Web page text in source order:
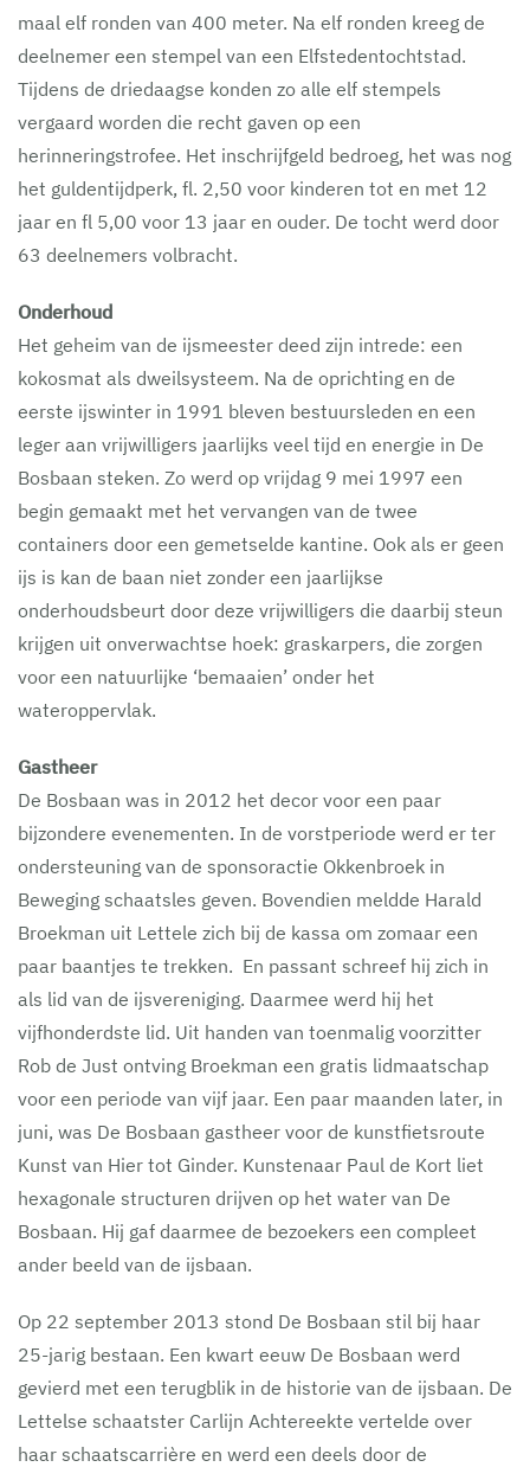
maal elf ronden van 400 meter. Na elf ronden kreeg de
deelnemer een stempel van een Elfstedentochtstad.
Tijdens de driedaagse konden zo alle elf stempels
vergaard worden die recht gaven op een
herinneringstrofee. Het inschrijfgeld bedroeg, het was nog
het guldentijdperk, fl. 2,50 voor kinderen tot en met 12
jaar en fl 5,00 voor 13 jaar en ouder. De tocht werd door
63 deelnemers volbracht.
Onderhoud
Het geheim van de ijsmeester deed zijn intrede: een
kokosmat als dweilsysteem. Na de oprichting en de
eerste ijswinter in 1991 bleven bestuursleden en een
leger aan vrijwilligers jaarlijks veel tijd en energie in De
Bosbaan steken. Zo werd op vrijdag 9 mei 1997 een
begin gemaakt met het vervangen van de twee
containers door een gemetselde kantine. Ook als er geen
ijs is kan de baan niet zonder een jaarlijkse
onderhoudsbeurt door deze vrijwilligers die daarbij steun
krijgen uit onverwachtse hoek: graskarpers, die zorgen
voor een natuurlijke ‘bemaaien’ onder het
wateroppervlak.
Gastheer
De Bosbaan was in 2012 het decor voor een paar
bijzondere evenementen. In de vorstperiode werd er ter
ondersteuning van de sponsoractie Okkenbroek in
Beweging schaatsles geven. Bovendien meldde Harald
Broekman uit Lettele zich bij de kassa om zomaar een
paar baantjes te trekken. En passant schreef hij zich in
als lid van de ijsvereniging. Daarmee werd hij het
vijfhonderdste lid. Uit handen van toenmalig voorzitter
Rob de Just ontving Broekman een gratis lidmaatschap
voor een periode van vijf jaar. Een paar maanden later, in
juni, was De Bosbaan gastheer voor de kunstfietsroute
Kunst van Hier tot Ginder. Kunstenaar Paul de Kort liet
hexagonale structuren drijven op het water van De
Bosbaan. Hij gaf daarmee de bezoekers een compleet
ander beeld van de ijsbaan.
Op 22 september 2013 stond De Bosbaan stil bij haar
25-jarig bestaan. Een kwart eeuw De Bosbaan werd
gevierd met een terugblik in de historie van de ijsbaan. De
Lettelse schaatster Carlijn Achtereekte vertelde over
haar schaatscarrière en werd een deels door de